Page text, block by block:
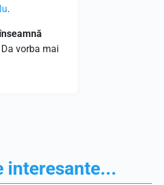
.
vorba mai
interesante...